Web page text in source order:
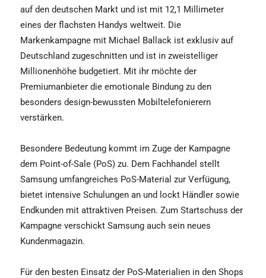
auf den deutschen Markt und ist mit 12,1 Millimeter
eines der flachsten Handys weltweit. Die
Markenkampagne mit Michael Ballack ist exklusiv auf
Deutschland zugeschnitten und ist in zweistelliger
Millionenhöhe budgetiert. Mit ihr möchte der
Premiumanbieter die emotionale Bindung zu den
besonders design-bewussten Mobiltelefonierern
verstärken.
Besondere Bedeutung kommt im Zuge der Kampagne
dem Point-of-Sale (PoS) zu. Dem Fachhandel stellt
Samsung umfangreiches PoS-Material zur Verfügung,
bietet intensive Schulungen an und lockt Händler sowie
Endkunden mit attraktiven Preisen. Zum Startschuss der
Kampagne verschickt Samsung auch sein neues
Kundenmagazin.
Für den besten Einsatz der PoS-Materialien in den Shops